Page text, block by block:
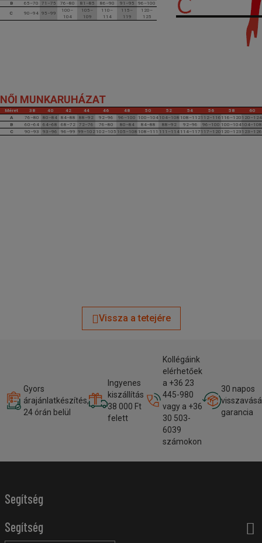
B
65–70 71–75 76–80 81–85 86–90 91–95
96–100
C
90–94 95–99
100–
104
105–
109
110–
114
115–
119
120–
125
NŐI MUNKARUHÁZAT
Méret 38 40 42 44 46 48 50 52 54 56 58
60
A
76–80 80–84 84–88 88–92 92–96 96–100 100–104 104–108 108–112112–116 116–120 120–124
B
60–64 64–68 68–72 72–76 76–80 80–84 84–88 88–92 92–96 96–100 100–104104–108
C
90–93 93–96 96–99 99–102 102–105 105–108 108–111 111–114 114–117 117–120 120–123 123–126
Vissza a tetejére
Gyors
árajánlatkészítés,
24 órán belül
Ingyenes
kiszállítás
38 000 Ft
felett
Kollégáink
elérhetőek
a +36 23
445-980
vagy a +36
30 503-
6039
számokon
30 napos
garancia
Segítség
Segítség